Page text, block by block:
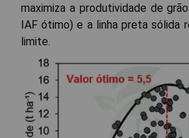
maximiza a produtividade de
IAF ótimo) e a linha preta sólida
limite.